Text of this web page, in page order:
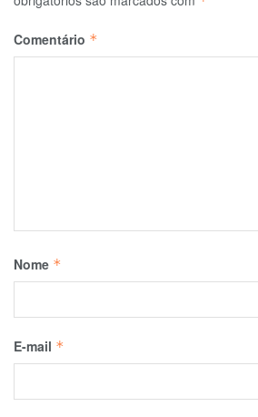
Comentário *
Nome *
E-mail *